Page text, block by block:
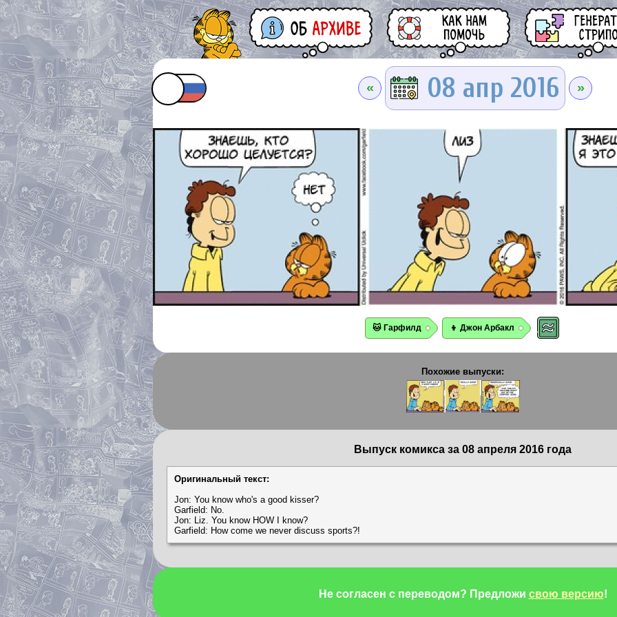
« 08 апр 2016 »
🐱 Гарфилд 👦 Джон Арбакл
Похожие выпуски:
Выпуск комикса за 08 апреля 2016 года
Оригинальный текст:
Jon: You know who's a good kisser?
Garfield: No.
Jon: Liz. You know HOW I know?
Garfield: How come we never discuss sports?!
Не согласен с переводом? Предложи свою версию!